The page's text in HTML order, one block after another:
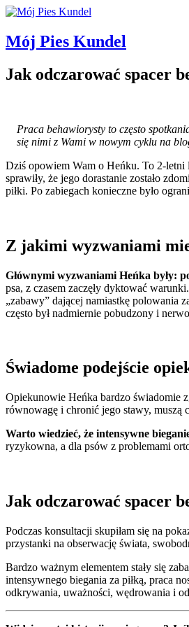
Mój Pies Kundel
Jak odczarować spacer
Praca behawiorysty to często
się nimi z Wami w nowym cyklu na
Dziś opowiem Wam o Heńku. To 2-letni
sprawiły, że jego dorastanie zostało
piłki. Po zabiegach konieczne było
Z jakimi wyzwaniami
Głównymi wyzwaniami Heńka były:
psa, z czasem zaczęły dyktować
„zabawy” dającej namiastkę polowania
często był nadmiernie pobudzony i
Świadome podejście
Opiekunowie Heńka bardzo świadomie
równowagę i chronić jego stawy, muszą
Warto wiedzieć, że intensywne
ryzykowna, a dla psów z problemami
Jak odczarować spacer
Podczas konsultacji skupiłam się na
przystanki na obserwację świata,
Bardzo ważnym elementem stały się
intensywnego biegania za piłką, praca
odkrywania, uważności, wędrowania i